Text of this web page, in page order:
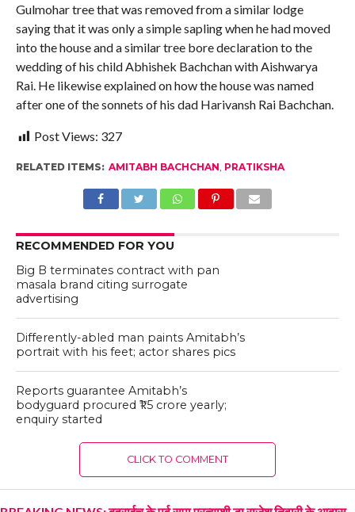
Gulmohar tree that was removed from a similar lodge
saying that it was only a simple sapling when he had moved
into the house and a similar tree bore declaration to the
wedding of his child Abhishek Bachchan with Aishwarya
Rai. He likewise explained on how the house was named
after one of the sonnets of his dad Harivansh Rai Bachchan.
Post Views: 327
RELATED ITEMS: AMITABH BACHCHAN PRATIKSHA
RECOMMENDED FOR YOU
Big B terminates contract with pan
masala brand citing surrogate
advertising
Differently-abled man paints Amitabh’s
portrait with his feet; actor shares pics
Reports guarantee Amitabh’s
bodyguard procured ₹1.5 crore yearly;
enquiry started
CLICK TO COMMENT